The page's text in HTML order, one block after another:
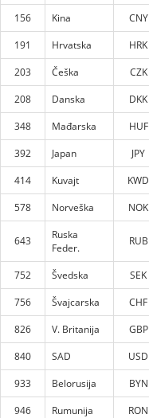
156
Kina CNY
191
Hrvatska HRK
203
Češka CZK
208
Danska DKK
348
Mađarska HUF
392
Japan JPY
414
Kuvajt KWD
578
Norveška NOK
643
Ruska
Feder.
RUB
752 Švedska SEK
756
Švajcarska CHF
826
V. Britanija GBP
840
SAD USD
933
Belorusija BYN
946
Rumunija RON